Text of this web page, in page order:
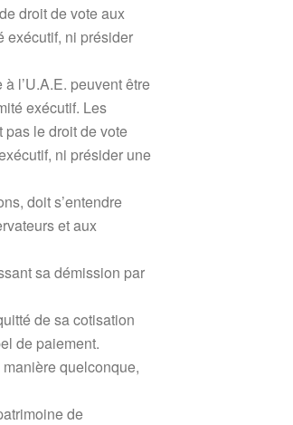
droit de vote aux
exécutif, ni présider
l’U.A.E. peuvent être
exécutif. Les
pas le droit de vote
ni présider une
doit s’entendre
et aux
sa démission par
de sa cotisation
de paiement.
quelconque,
de